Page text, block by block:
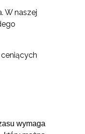
W naszej
wymaga